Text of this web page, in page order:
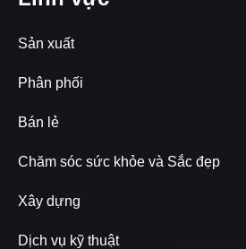
Sản xuất
Phân phối
Bán lẻ
Chăm sóc sức khỏe và Sắc đẹp
Xây dựng
Dịch vụ kỹ thuật